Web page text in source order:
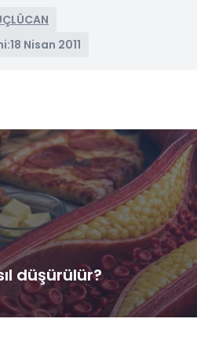
18 Nisan 2011
düşürülür?